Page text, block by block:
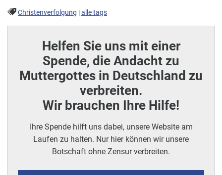
Christenverfolgung |alle tags
Helfen Sie uns mit einer
Spende, die Andacht zu
Muttergottes in Deutschland zu
verbreiten.
Wir brauchen Ihre Hilfe!
Ihre Spende hilft uns dabei, unsere Website am
Laufen zu halten. Nur hier können wir unsere
Botschaft ohne Zensur verbreiten.